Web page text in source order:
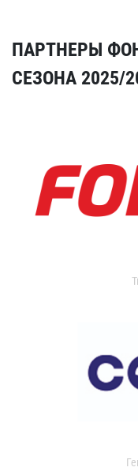
ПАРТНЕРЫ
СЕЗОНА 2025/